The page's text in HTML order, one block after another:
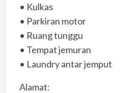
• Kulkas
• Parkiran motor
• Ruang tunggu
• Tempat jemuran
• Laundry antar jemput
Alamat: